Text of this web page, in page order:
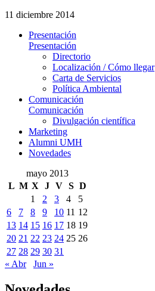
11 diciembre 2014
Presentación
Presentación
Directorio
Localización / Cómo llegar
Carta de Servicios
Política Ambiental
Comunicación
Comunicación
Divulgación científica
Marketing
Alumni UMH
Novedades
mayo 2013
L M X J V S D
1
2 3 4
5
6
7 8 9 10 11 12
13 14 15 16 17 18 19
20 21 22 23 24 25 26
27 28 29 30 31
« Abr
Jun »